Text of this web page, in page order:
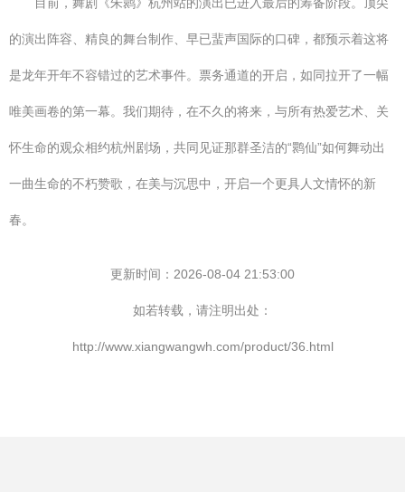
的演出阵容、精良的舞台制作、早已蜚声国际的口碑，都预示着这将
是龙年开年不容错过的艺术事件。票务通道的开启，如同拉开了一幅
唯美画卷的第一幕。我们期待，在不久的将来，与所有热爱艺术、关
怀生命的观众相约杭州剧场，共同见证那群圣洁的“鹮仙”如何舞动出
一曲生命的不朽赞歌，在美与沉思中，开启一个更具人文情怀的新
春。
更新时间：2026-08-04 21:53:00
如若转载，请注明出处：
http://www.xiangwangwh.com/product/36.html